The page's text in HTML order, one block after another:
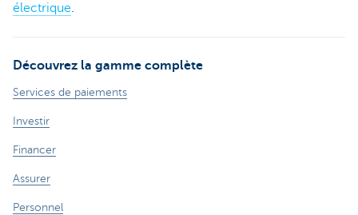
électrique.
Découvrez la gamme complète
Services de paiements
Investir
Financer
Assurer
Personnel